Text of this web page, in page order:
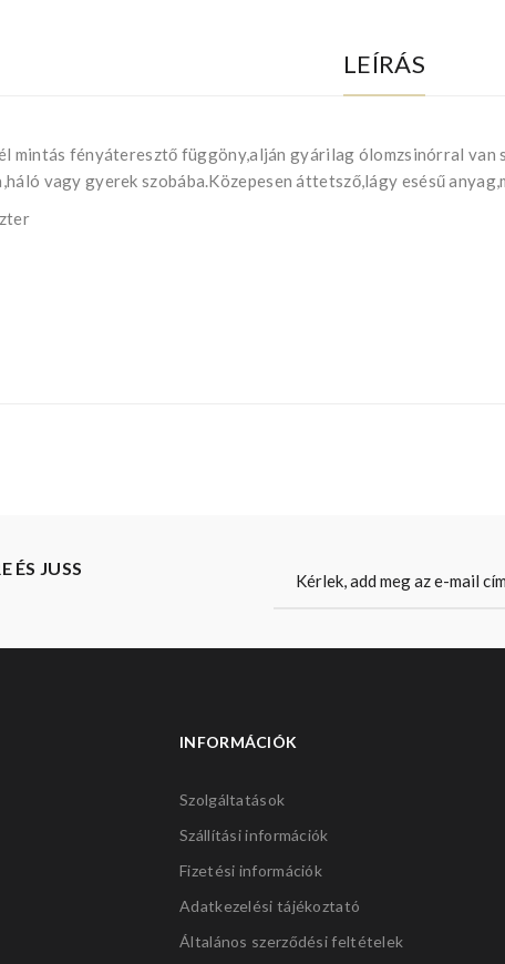
LEÍRÁS
mintás fényáteresztő függöny,alján gyárilag ólomzsinórral
vagy gyerek szobába.Közepesen áttetsző,lágy esésű
ÉS JUSS
INFORMÁCIÓK
Szolgáltatások
Szállítási információk
Fizetési információk
Adatkezelési tájékoztató
Általános szerződési feltételek